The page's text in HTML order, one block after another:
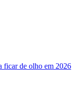
ficar de olho em 2026